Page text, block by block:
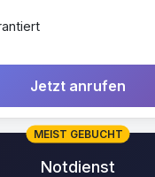
Jetzt anrufen
MEIST GEBUCHT
Notdienst